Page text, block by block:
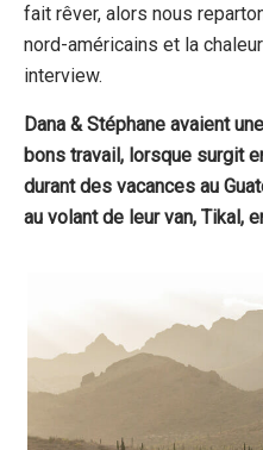
fait rêver, alors nous
nord-américains et la
interview.
Dana & Stéphane avaient
bons travail, lorsque surgit
durant des vacances au
au volant de leur van, Tikal,